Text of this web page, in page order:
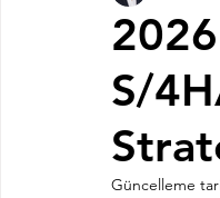
S/
Güncelleme